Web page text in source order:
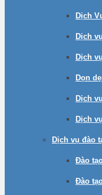
Dịch
Dịch
Dịch
Dọn
Dịch
Dịch
Dịch vụ đào
Đào
Đào